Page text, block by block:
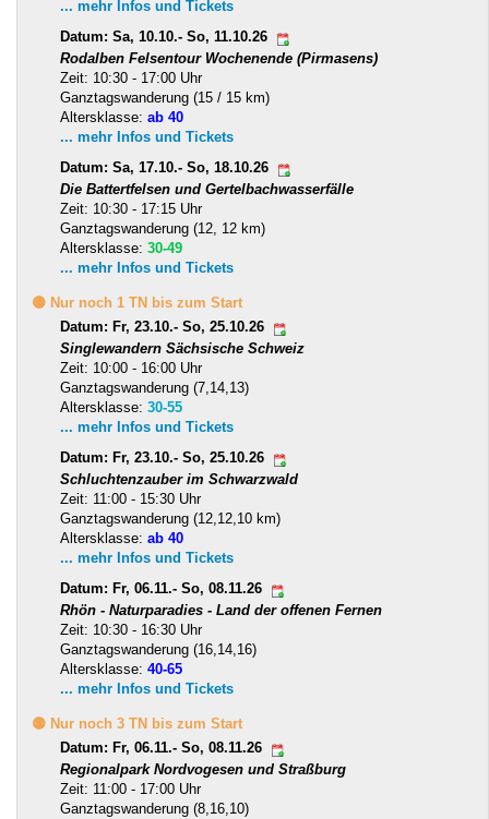
... mehr Infos und Tickets
Datum: Sa, 10.10.- So, 11.10.26
Rodalben Felsentour Wochenende (Pirmasens)
Zeit: 10:30 - 17:00 Uhr
Ganztagswanderung (15 / 15 km)
Altersklasse: ab 40
... mehr Infos und Tickets
Datum: Sa, 17.10.- So, 18.10.26
Die Battertfelsen und Gertelbachwasserfälle
Zeit: 10:30 - 17:15 Uhr
Ganztagswanderung (12, 12 km)
Altersklasse: 30-49
... mehr Infos und Tickets
🟡 Nur noch 1 TN bis zum Start
Datum: Fr, 23.10.- So, 25.10.26
Singlewandern Sächsische Schweiz
Zeit: 10:00 - 16:00 Uhr
Ganztagswanderung (7,14,13)
Altersklasse: 30-55
... mehr Infos und Tickets
Datum: Fr, 23.10.- So, 25.10.26
Schluchtenzauber im Schwarzwald
Zeit: 11:00 - 15:30 Uhr
Ganztagswanderung (12,12,10 km)
Altersklasse: ab 40
... mehr Infos und Tickets
Datum: Fr, 06.11.- So, 08.11.26
Rhön - Naturparadies - Land der offenen Fernen
Zeit: 10:30 - 16:30 Uhr
Ganztagswanderung (16,14,16)
Altersklasse: 40-65
... mehr Infos und Tickets
🟡 Nur noch 3 TN bis zum Start
Datum: Fr, 06.11.- So, 08.11.26
Regionalpark Nordvogesen und Straßburg
Zeit: 11:00 - 17:00 Uhr
Ganztagswanderung (8,16,10)